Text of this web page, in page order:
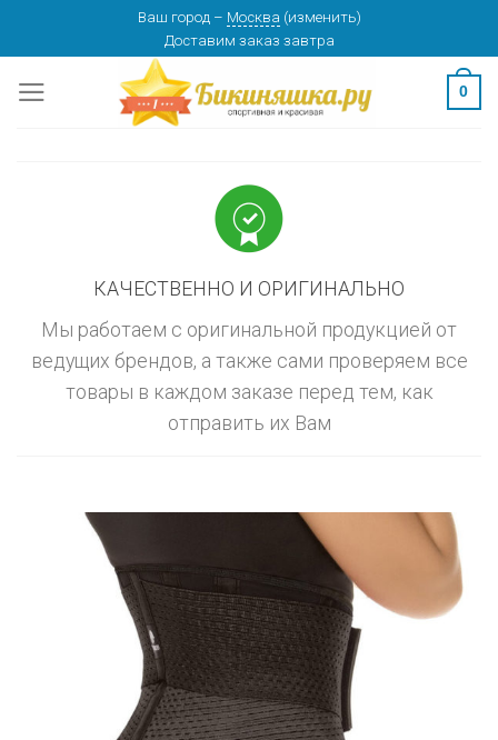
content
Ваш город – Москва (изменить)
Доставим заказ завтра
0
КАЧЕСТВЕННО И ОРИГИНАЛЬНО
Мы работаем с оригинальной продукцией от
ведущих брендов, а также сами проверяем все
товары в каждом заказе перед тем, как
отправить их Вам
изменить